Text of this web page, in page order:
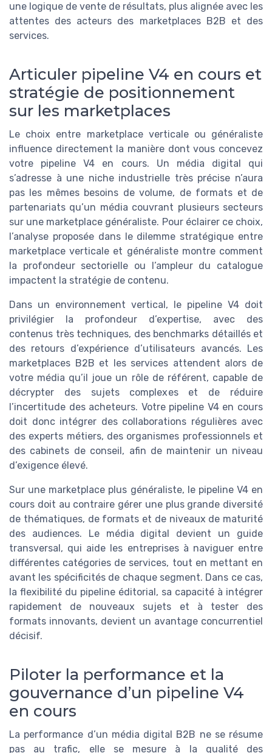
une logique de vente de résultats, plus alignée avec les
attentes des acteurs des marketplaces B2B et des
services.
Articuler pipeline V4 en cours et
stratégie de positionnement
sur les marketplaces
Le choix entre marketplace verticale ou généraliste
influence directement la manière dont vous concevez
votre pipeline V4 en cours. Un média digital qui
s’adresse à une niche industrielle très précise n’aura
pas les mêmes besoins de volume, de formats et de
partenariats qu’un média couvrant plusieurs secteurs
sur une marketplace généraliste. Pour éclairer ce choix,
l’analyse proposée dans le dilemme stratégique entre
marketplace verticale et généraliste montre comment
la profondeur sectorielle ou l’ampleur du catalogue
impactent la stratégie de contenu.
Dans un environnement vertical, le pipeline V4 doit
privilégier la profondeur d’expertise, avec des
contenus très techniques, des benchmarks détaillés et
des retours d’expérience d’utilisateurs avancés. Les
marketplaces B2B et les services attendent alors de
votre média qu’il joue un rôle de référent, capable de
décrypter des sujets complexes et de réduire
l’incertitude des acheteurs. Votre pipeline V4 en cours
doit donc intégrer des collaborations régulières avec
des experts métiers, des organismes professionnels et
des cabinets de conseil, afin de maintenir un niveau
d’exigence élevé.
Sur une marketplace plus généraliste, le pipeline V4 en
cours doit au contraire gérer une plus grande diversité
de thématiques, de formats et de niveaux de maturité
des audiences. Le média digital devient un guide
transversal, qui aide les entreprises à naviguer entre
différentes catégories de services, tout en mettant en
avant les spécificités de chaque segment. Dans ce cas,
la flexibilité du pipeline éditorial, sa capacité à intégrer
rapidement de nouveaux sujets et à tester des
formats innovants, devient un avantage concurrentiel
décisif.
Piloter la performance et la
gouvernance d’un pipeline V4
en cours
La performance d’un média digital B2B ne se résume
pas au trafic, elle se mesure à la qualité des